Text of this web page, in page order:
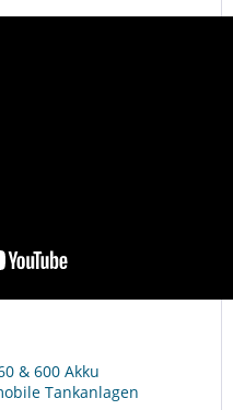
& 600 Akku
Tankanlagen